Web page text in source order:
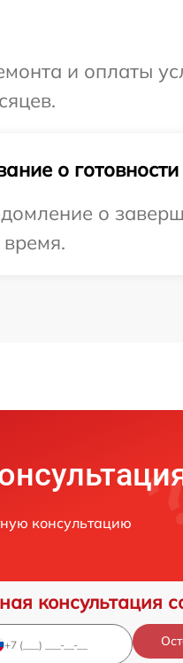
и оплаты
о готовности
о
консультацию
консультация